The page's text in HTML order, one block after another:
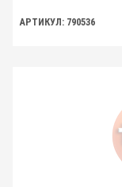
АРТИКУЛ: 790536